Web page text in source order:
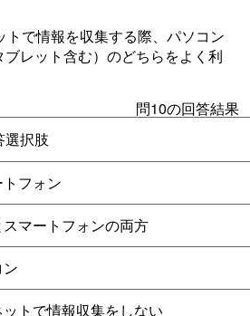
トで情報を収集する際、パソコン
レット含む）のどちらをよく利
問10の回答結果
選択肢
フォン
マートフォンの両方
トで情報収集をしない